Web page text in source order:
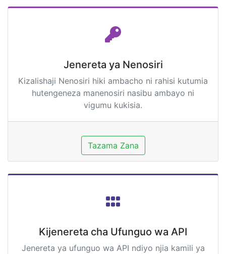
Jenereta ya Nenosiri
Kizalishaji Nenosiri hiki ambacho ni rahisi kutumia
hutengeneza manenosiri nasibu ambayo ni
vigumu kukisia.
Tazama Zana
Kijenereta cha Ufunguo wa API
Jenereta ya ufunguo wa API ndiyo njia kamili ya